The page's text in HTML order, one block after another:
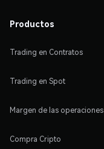
Productos
Trading en Contratos
Trading en Spot
Margen de las operaciones
Compra Cripto